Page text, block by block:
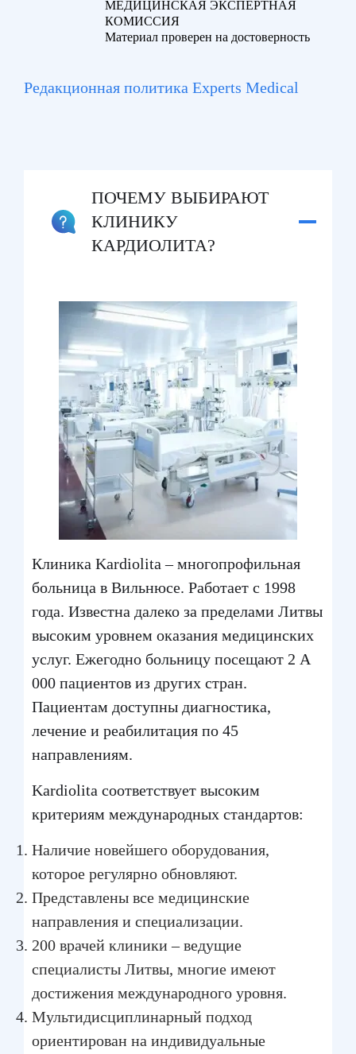
МЕДИЦИНСКАЯ ЭКСПЕРТНАЯ
КОМИССИЯ
Материал проверен на достоверность
Редакционная политика Experts Medical
ПОЧЕМУ ВЫБИРАЮТ
КЛИНИКУ
КАРДИОЛИТА?
Клиника Kardiolita – многопрофильная
больница в Вильнюсе. Работает с 1998
года. Известна далеко за пределами Литвы
высоким уровнем оказания медицинских
услуг. Ежегодно больницу посещают 2 А
000 пациентов из других стран.
Пациентам доступны диагностика,
лечение и реабилитация по 45
направлениям.
Kardiolita соответствует высоким
критериям международных стандартов:
Наличие новейшего оборудования,
которое регулярно обновляют.
Представлены все медицинские
направления и специализации.
200 врачей клиники – ведущие
специалисты Литвы, многие имеют
достижения международного уровня.
Мультидисциплинарный подход
ориентирован на индивидуальные